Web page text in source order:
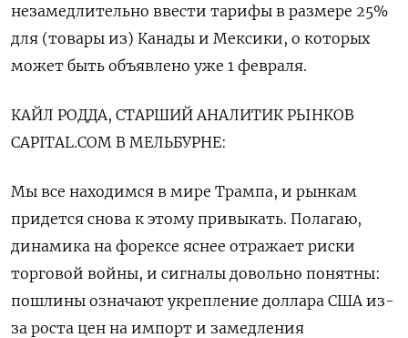
незамедлительно ввести тарифы в размере 25%
для (товары из) Канады и Мексики, о которых
может быть объявлено уже 1 февраля.
КАЙЛ РОДДА, СТАРШИЙ АНАЛИТИК РЫНКОВ
CAPITAL.COM В МЕЛЬБУРНЕ:
Мы все находимся в мире Трампа, и рынкам
придется снова к этому привыкать. Полагаю,
динамика на форексе яснее отражает риски
торговой войны, и сигналы довольно понятны:
пошлины означают укрепление доллара США из-
за роста цен на импорт и замедления